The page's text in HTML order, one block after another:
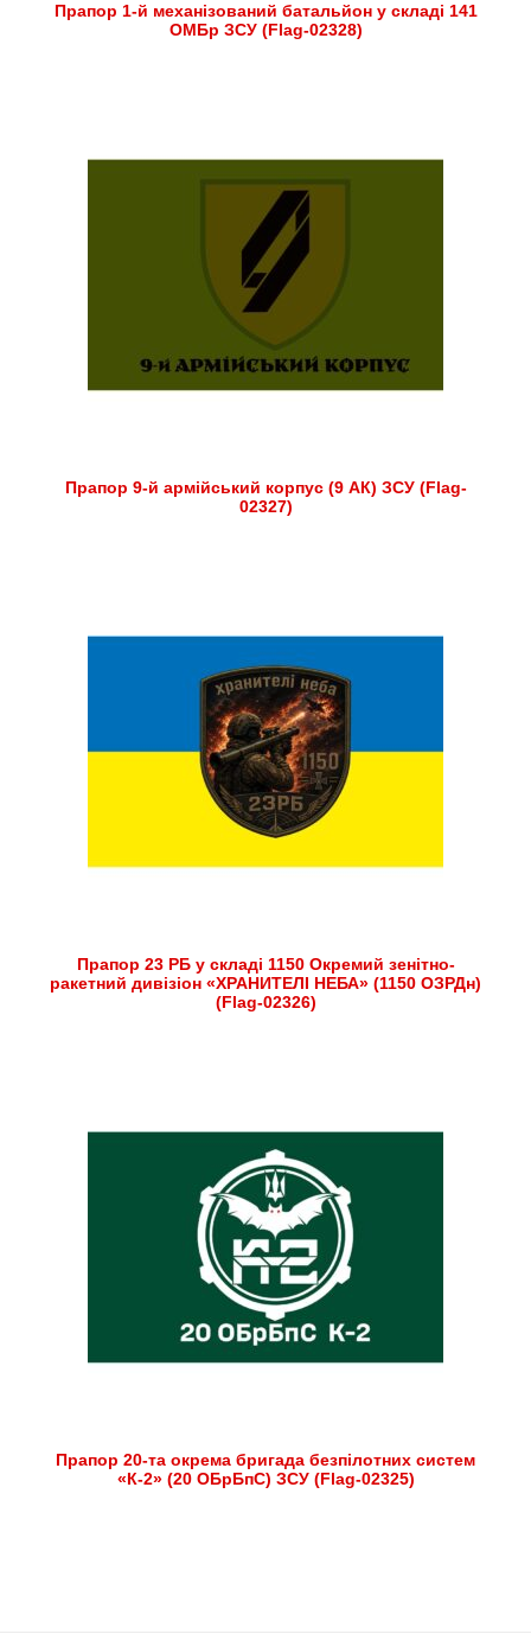
Прапор 1-й механізований батальйон у складі 141
ОМБр ЗСУ (Flag-02328)
Прапор 9-й армійський корпус (9 АК) ЗСУ (Flag-
02327)
Прапор 23 РБ у складі 1150 Окремий зенітно-
ракетний дивізіон «ХРАНИТЕЛІ НЕБА» (1150 ОЗРДн)
(Flag-02326)
Прапор 20-та окрема бригада безпілотних систем
«К-2» (20 ОБрБпС) ЗСУ (Flag-02325)